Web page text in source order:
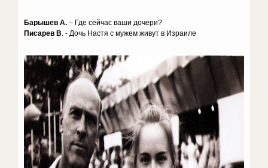
Барышев А. – Где сейчас ваши дочери?
Писарев В. - Дочь Настя с мужем живут в Израиле